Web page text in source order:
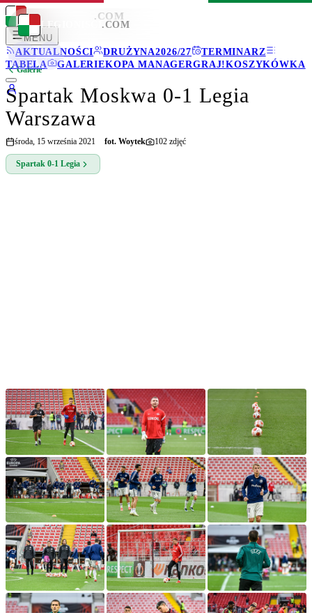
LEGIONISCI .COM
MENU
AKTUALNOŚCI
DRUŻYNA2026/27
TERMINARZ
TABELA
GALERIEKOPA MANAGERGRAJ!KOSZYKÓWKA
LEGIONISCI .COM
Galerie
Spartak Moskwa 0-1 Legia
Warszawa
środa, 15 września 2021 fot. Woytek 102 zdjęć
Spartak 0-1 Legia